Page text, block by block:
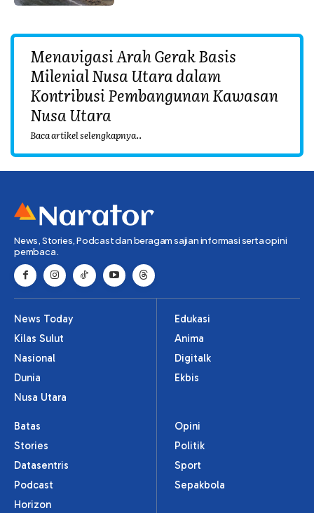
Menavigasi Arah Gerak Basis
Milenial Nusa Utara dalam
Kontribusi Pembangunan Kawasan
Nusa Utara
Baca artikel selengkapnya..
News, Stories, Podcast dan beragam sajian informasi serta opini
pembaca.
News Today
Kilas Sulut
Nasional
Dunia
Nusa Utara
Edukasi
Anima
Digitalk
Ekbis
Batas
Stories
Datasentris
Podcast
Horizon
Opini
Politik
Sport
Sepakbola